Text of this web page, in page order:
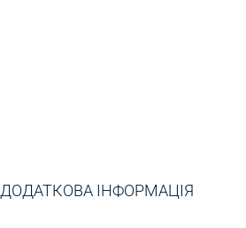
ДОДАТКОВА ІНФОРМАЦІЯ